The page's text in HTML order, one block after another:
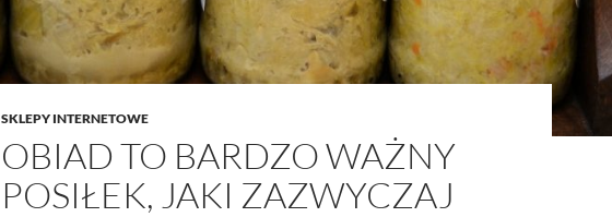
SKLEPY INTERNETOWE
OBIAD TO BARDZO WAŻNY
POSIŁEK, JAKI ZAZWYCZAJ